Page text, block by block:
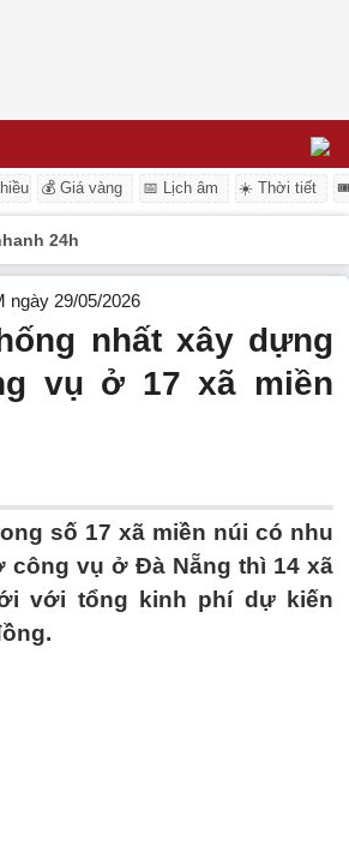
💰 Giá vàng 📅 Lịch âm ☀️ Thời tiết
24h
ngày 29/05/2026
nhất xây dựng
vụ ở 17 xã miền
số 17 xã miền núi có nhu
công vụ ở Đà Nẵng thì 14 xã
với tổng kinh phí dự kiến